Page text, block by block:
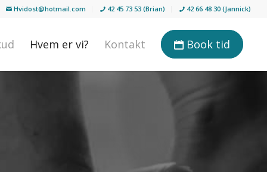
Hvidost@hotmail.com 42 45 73 53 (Brian) 42 66 48 30 (Jannick)
Hvem er vi? Kontakt Book tid